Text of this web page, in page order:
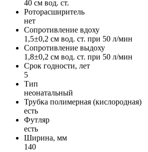
40 см вод. ст.
Роторасширитель
нет
Сопротивление вдоху
1,5±0,2 см вод. ст. при 50 л/мин
Сопротивление выдоху
1,8±0,2 см вод. ст. при 50 л/мин
Срок годности, лет
5
Тип
неонатальный
Трубка полимерная (кислородная)
есть
Футляр
есть
Ширина, мм
140